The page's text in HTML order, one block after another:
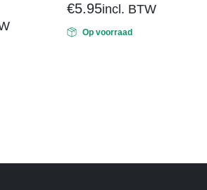
€5.95incl. BTW
Op voorraad